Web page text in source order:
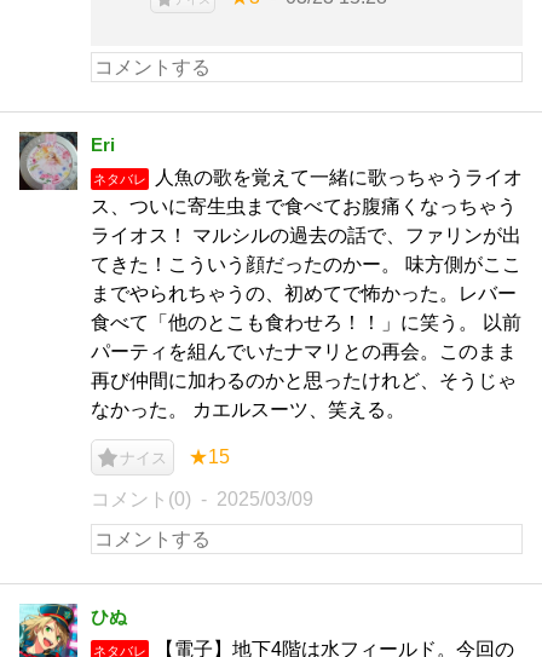
Eri
ネタバレ
人魚の歌を覚えて一緒に歌っちゃうライオ
ス、ついに寄生虫まで食べてお腹痛くなっちゃう
ライオス！ マルシルの過去の話で、ファリンが出
てきた！こういう顔だったのかー。 味方側がここ
までやられちゃうの、初めてで怖かった。レバー
食べて「他のとこも食わせろ！！」に笑う。 以前
パーティを組んでいたナマリとの再会。このまま
再び仲間に加わるのかと思ったけれど、そうじゃ
なかった。 カエルスーツ、笑える。
ナイス ★15
コメント(0) 2025/03/09
ひぬ
ネタバレ 【電子】地下4階は水フィールド。今回の